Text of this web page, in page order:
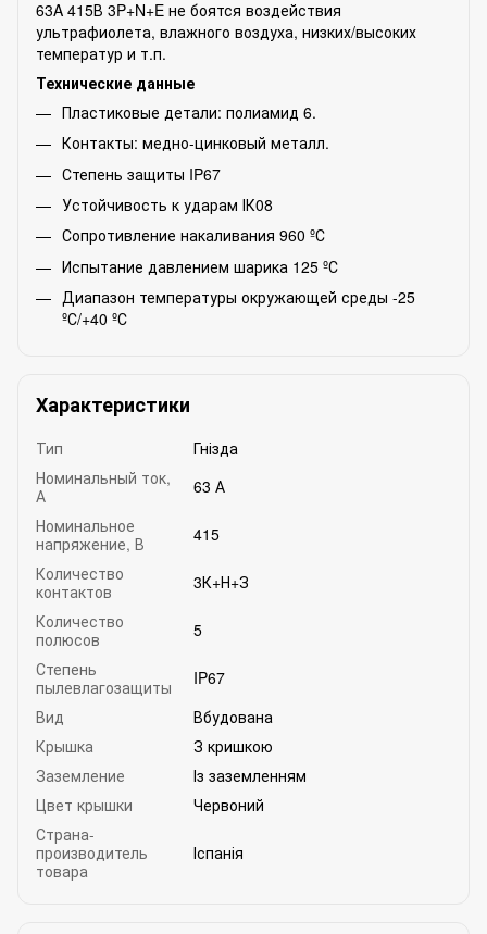
63A 415В 3P+N+E не боятся воздействия
ультрафиолета, влажного воздуха, низких/высоких
температур и т.п.
Технические данные
Пластиковые детали: полиамид 6.
Контакты: медно-цинковый металл.
Степень защиты IP67
Устойчивость к ударам ІК08
Сопротивление накаливания 960 ºС
Испытание давлением шарика 125 ºС
Диапазон температуры окружающей среды -25
ºС/+40 ºС
Характеристики
Тип
Гнізда
Номинальный ток,
А
63 А
Номинальное
напряжение, В
415
Количество
контактов
3К+Н+З
Количество
полюсов
5
Степень
пылевлагозащиты
IP67
Вид
Вбудована
Крышка
З кришкою
Заземление
Із заземленням
Цвет крышки
Червоний
Страна-
производитель
товара
Іспанія